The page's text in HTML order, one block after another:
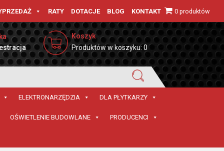
RATY DOTACJE BLOG KONTAKT 0 produktów
Koszyk
Produktów w koszyku: 0
ELEKTRONARZĘDZIA DLA PŁYTKARZY
OŚWIETLENIE BUDOWLANE PRODUCENCI